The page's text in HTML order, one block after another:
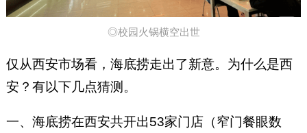
◎校园火锅横空出世
仅从西安市场看，海底捞走出了新意。为什么是西
安？有以下几点猜测。
一、海底捞在西安共开出53家门店（窄门餐眼数